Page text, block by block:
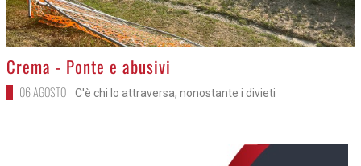
>
Crema - Ponte e abusivi
06 AGOSTO C'è chi lo attraversa, nonostante i divieti